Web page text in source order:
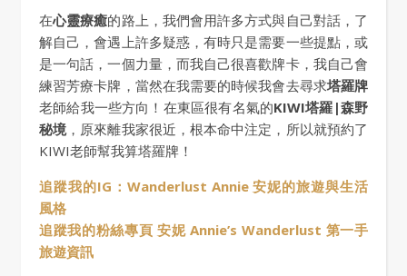
在心靈療癒的路上，我們會用許多方式與自己對話，了
解自己，會遇上許多疑惑，有時只是需要一些提點，或
是一句話，一個力量，而我自己很喜歡牌卡，我自己會
練習芳療卡牌，當然在我需要的時候我會去尋求塔羅牌
老師給我一些方向！在東區很有名氣的KIWI塔羅|森野
秘境，原來離我家很近，根本命中注定，所以就預約了
KIWI老師幫我算塔羅牌！
追蹤我的IG：Wanderlust Annie 安妮的旅遊與生活
風格
追蹤我的粉絲專頁 安妮 Annie’s Wanderlust 第一手
旅遊資訊